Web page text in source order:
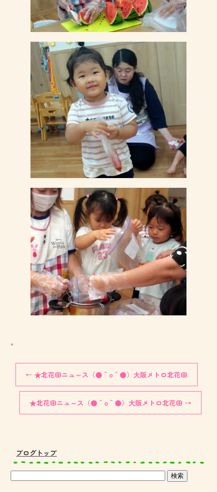
。
← ★北花田ニュ～ス（●＾o＾●）大阪メトロ北花田
★北花田ニュ～ス（●＾o＾●）大阪メトロ北花田 →
ブログトップ